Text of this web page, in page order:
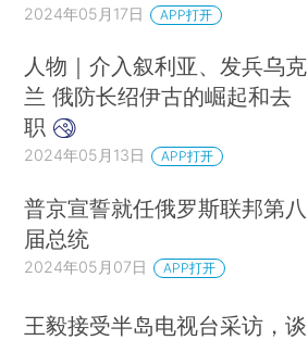
2024年05月17日 APP打开
人物｜介入叙利亚、发兵乌克
兰 俄防长绍伊古的崛起和去
职
2024年05月13日 APP打开
普京宣誓就任俄罗斯联邦第八
届总统
2024年05月07日 APP打开
王毅接受半岛电视台采访，谈